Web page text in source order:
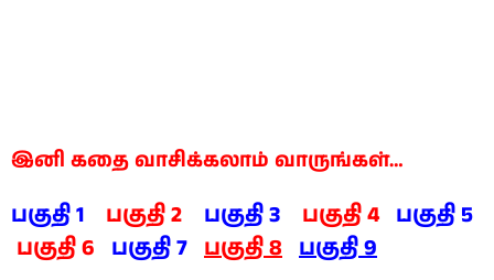
இனி கதை வாசிக்கலாம் வாருங்கள்…
பகுதி 1 பகுதி 2 பகுதி 3 பகுதி 4 பகுதி 5
பகுதி 6 பகுதி 7 பகுதி 8 பகுதி 9